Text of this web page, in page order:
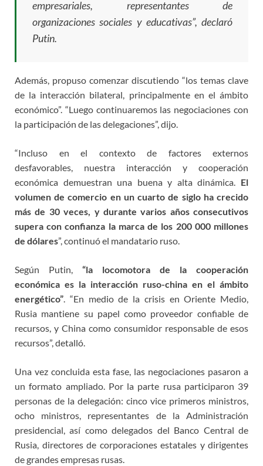
empresariales, representantes de
organizaciones sociales y educativas”, declaró
Putin.
Además, propuso comenzar discutiendo “los temas clave
de la interacción bilateral, principalmente en el ámbito
económico”. “Luego continuaremos las negociaciones con
la participación de las delegaciones”, dijo.
“Incluso en el contexto de factores externos
desfavorables, nuestra interacción y cooperación
económica demuestran una buena y alta dinámica. El
volumen de comercio en un cuarto de siglo ha crecido
más de 30 veces, y durante varios años consecutivos
supera con confianza la marca de los 200 000 millones
de dólares”, continuó el mandatario ruso.
Según Putin, “la locomotora de la cooperación
económica es la interacción ruso-china en el ámbito
energético”. “En medio de la crisis en Oriente Medio,
Rusia mantiene su papel como proveedor confiable de
recursos, y China como consumidor responsable de esos
recursos”, detalló.
Una vez concluida esta fase, las negociaciones pasaron a
un formato ampliado. Por la parte rusa participaron 39
personas de la delegación: cinco vice primeros ministros,
ocho ministros, representantes de la Administración
presidencial, así como delegados del Banco Central de
Rusia, directores de corporaciones estatales y dirigentes
de grandes empresas rusas.